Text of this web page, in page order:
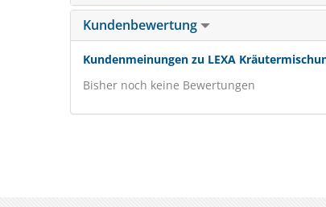
Kundenbewertung
Kundenmeinungen zu LEXA
Bisher noch keine Bewertungen